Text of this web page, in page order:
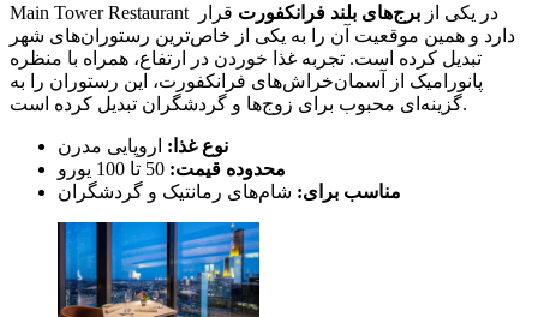
Main Tower Restaurant در یکی از برج‌های بلند فرانکفورت قرار
دارد و همین موقعیت آن را به یکی از خاص‌ترین رستوران‌های شهر
تبدیل کرده است. تجربه غذا خوردن در ارتفاع، همراه با منظره
پانورامیک از آسمان‌خراش‌های فرانکفورت، این رستوران را به
گزینه‌ای محبوب برای زوج‌ها و گردشگران تبدیل کرده است.
نوع غذا: اروپایی مدرن
محدوده قیمت:
مناسب برای: شام‌های رمانتیک و گردشگران